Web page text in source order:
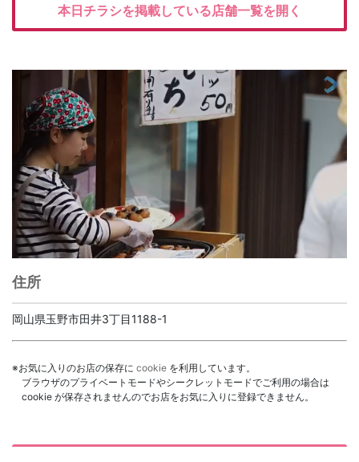
本日チラシを掲載している店舗一覧を開く
住所
岡山県玉野市田井3丁目1188-1
※お気に入りのお店の保存に cookie を利用しています。
ブラウザのプライベートモードやシークレットモードでご利用の場合は
cookie が保存されませんのでお店をお気に入りに登録できません。